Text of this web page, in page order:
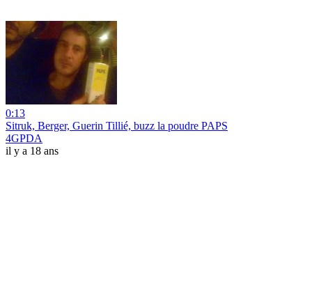
0:13
Sitruk, Berger, Guerin Tillié, buzz la poudre PAPS
4GPDA
il y a 18 ans